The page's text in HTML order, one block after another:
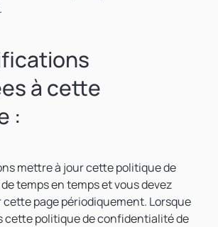
à cette
:
mettre à jour cette politique de
temps en temps et vous devez
page périodiquement. Lorsque
cette politique de confidentialité de